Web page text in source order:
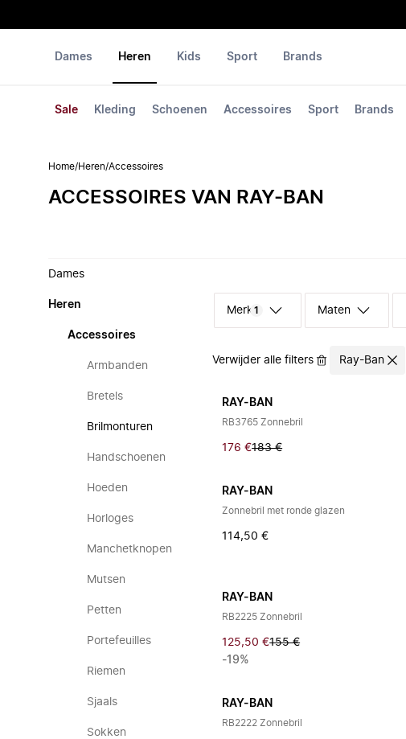
Dames Heren
Sale Kleding Schoenen Accessoires Sport Brands
Kids Sport Brands
Home/Heren/Accessoires
ACCESSOIRES VAN RAY-BAN
Dames
Heren
Accessoires
Armbanden
Bretels
Brilmonturen
Handschoenen
Hoeden
Horloges
Manchetknopen
Mutsen
Petten
Portefeuilles
Riemen
Sjaals
Sokken
Merk 1 Maten
Verwijder alle filters Ray-Ban
RAY-BAN
RB3765 Zonnebril
176 €183 €
RAY-BAN
Zonnebril met ronde glazen
114,50 €
RAY-BAN
RB2225 Zonnebril
125,50 €155 €
-19%
RAY-BAN
RB2222 Zonnebril